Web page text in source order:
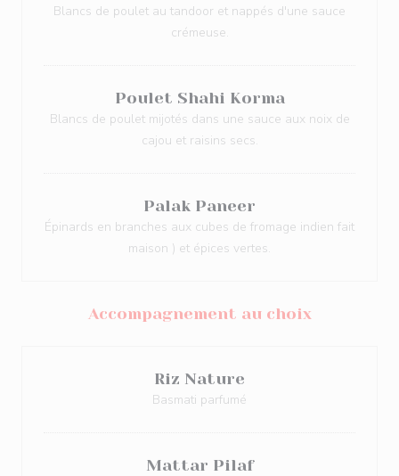
Blancs de poulet au tandoor et nappés d'une sauce
crémeuse.
Poulet Shahi Korma
Blancs de poulet mijotés dans une sauce aux noix de
cajou et raisins secs.
Palak Paneer
Épinards en branches aux cubes de fromage indien fait
maison ) et épices vertes.
Accompagnement au choix
Riz Nature
Basmati parfumé
Mattar Pilaf